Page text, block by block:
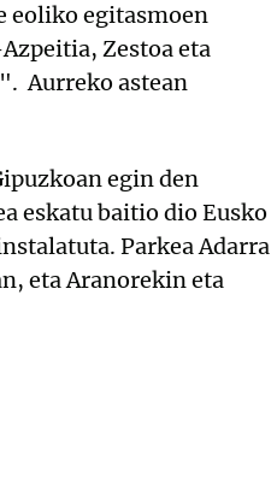
eoliko egitasmoen
Zestoa eta
Aurreko astean
egin den
eskatu baitio dio Eusko
Parkea Adarra
eta Aranorekin eta